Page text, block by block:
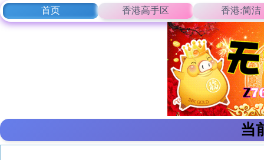
首页 香港高手区 香港:简洁
当